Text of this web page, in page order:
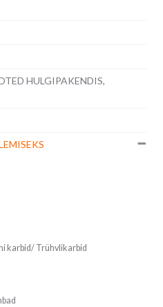
HULGIPAKENDIS,
karbid/ Trühvlikarbid